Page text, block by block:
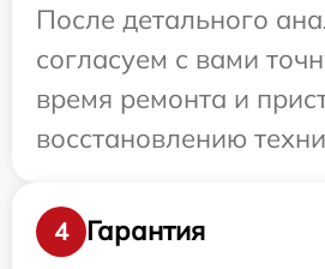
После детального
согласуем с вами
время ремонта и
восстановлению
4 Гарантия